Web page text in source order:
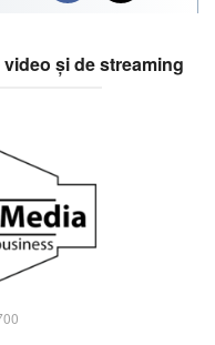
și de streaming